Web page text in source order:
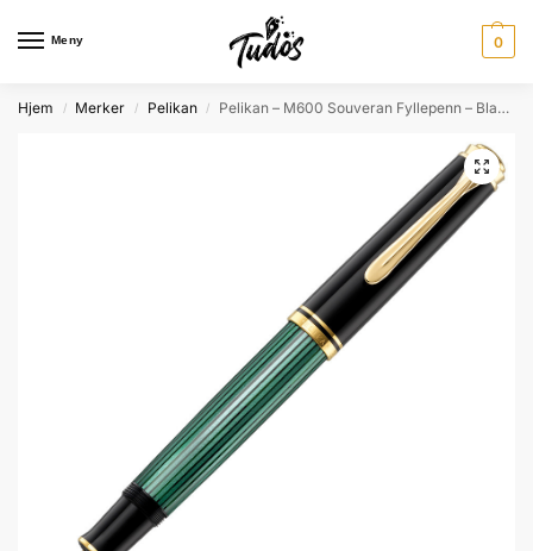
Meny 0
Hjem / Merker / Pelikan / Pelikan – M600 Souveran Fyllepenn – Black/Green